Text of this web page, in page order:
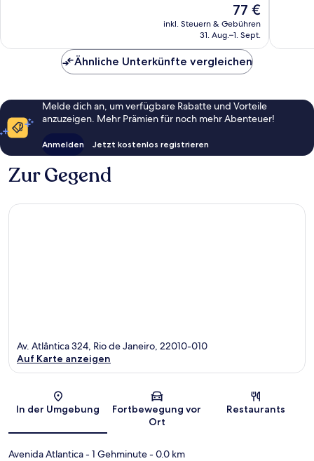
Bewertungen
Der
Preis
beträgt
77 €
inkl. Steuern & Gebühren
31. Aug.–1. Sept.
Ähnliche Unterkünfte vergleichen
Melde dich an, um verfügbare Rabatte und Vorteile
anzuzeigen. Mehr Prämien für noch mehr Abenteuer!
Anmelden Jetzt kostenlos registrieren
Zur Gegend
Karte
Av. Atlântica 324, Rio de Janeiro, 22010-010
Auf Karte anzeigen
In der Umgebung
Fortbewegung vor
Ort
Restaurants
Avenida Atlantica- 1 Gehminute- 0.0 km